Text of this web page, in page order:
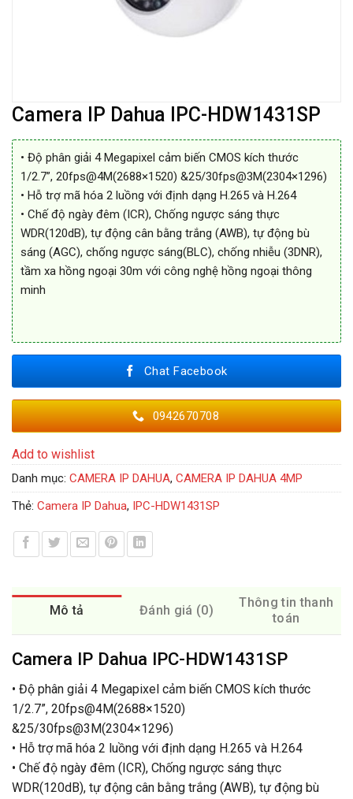
Camera IP Dahua IPC-HDW1431SP
• Độ phân giải 4 Megapixel cảm biến CMOS kích thước
1/2.7”, 20fps@4M(2688×1520) &25/30fps@3M(2304×1296)
• Hỗ trợ mã hóa 2 luồng với định dạng H.265 và H.264
• Chế độ ngày đêm (ICR), Chống ngược sáng thực
WDR(120dB), tự động cân bằng trắng (AWB), tự động bù
sáng (AGC), chống ngược sáng(BLC), chống nhiễu (3DNR),
tầm xa hồng ngoại 30m với công nghệ hồng ngoại thông
minh
Chat Facebook
0942670708
Add to wishlist
Danh mục: CAMERA IP DAHUA, CAMERA IP DAHUA 4MP
Thẻ: Camera IP Dahua, IPC-HDW1431SP
Mô tả Đánh giá (0)
Thông tin thanh
toán
Camera IP Dahua IPC-HDW1431SP
• Độ phân giải 4 Megapixel cảm biến CMOS kích thước
1/2.7”, 20fps@4M(2688×1520)
&25/30fps@3M(2304×1296)
• Hỗ trợ mã hóa 2 luồng với định dạng H.265 và H.264
• Chế độ ngày đêm (ICR), Chống ngược sáng thực
WDR(120dB), tự động cân bằng trắng (AWB), tự động bù